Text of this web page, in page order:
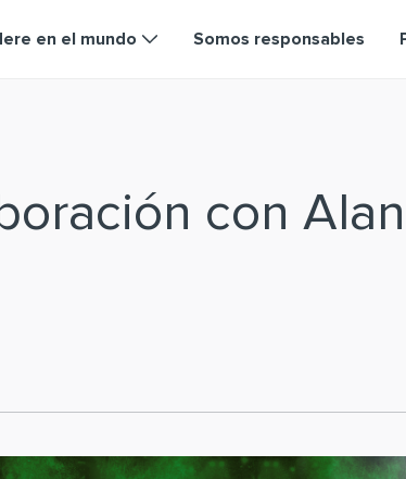
en el mundo Somos responsables
con